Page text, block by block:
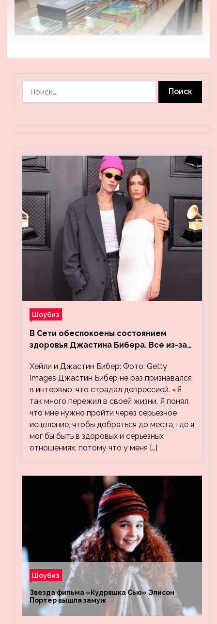
Шоубиз
В Сети обеспокоены состоянием
здоровья Джастина Бибера. Все из-за
Хейли
Хейли и Джастин Бибер: Фото: Getty
Images Джастин Бибер не раз признавался
в интервью, что страдал депрессией. «Я
так много пережил в своей жизни. Я понял,
что мне нужно пройти через серьезное
исцеление, чтобы добраться до места, где я
мог бы быть в здоровых и серьезных
отношениях, потому что у меня […]
Шоубиз
Звезда фильма «Кудряшка Сью» Элисон
Портер вышла замуж